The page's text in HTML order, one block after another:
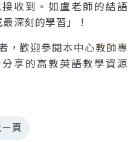
收到。如盧老師的結語
深刻的學習」！
，歡迎參閱本中心教師專
分享的高教英語教學資源
ㄧ頁